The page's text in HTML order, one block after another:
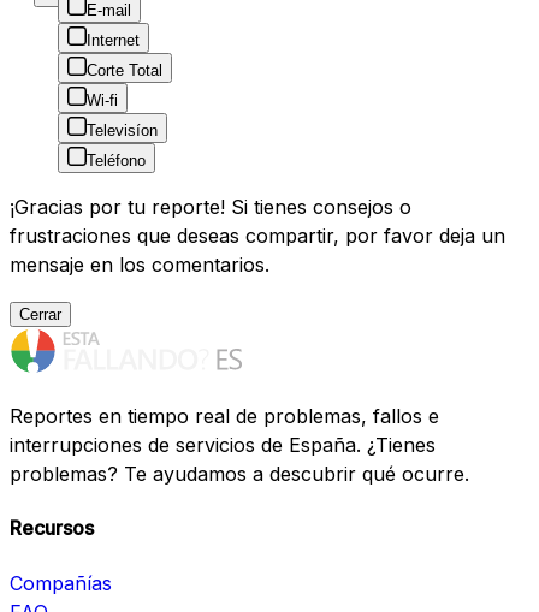
E-mail
Internet
Corte Total
Wi-fi
Televisíon
Teléfono
¡Gracias por tu reporte! Si tienes consejos o
frustraciones que deseas compartir, por favor deja un
mensaje en los comentarios.
Cerrar
Reportes en tiempo real de problemas, fallos e
interrupciones de servicios de España. ¿Tienes
problemas? Te ayudamos a descubrir qué ocurre.
Recursos
Compañías